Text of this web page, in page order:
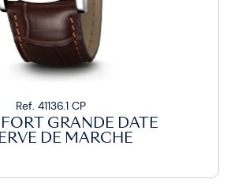
Ref. 41136.1 CP
GRANDE DATE
DE MARCHE